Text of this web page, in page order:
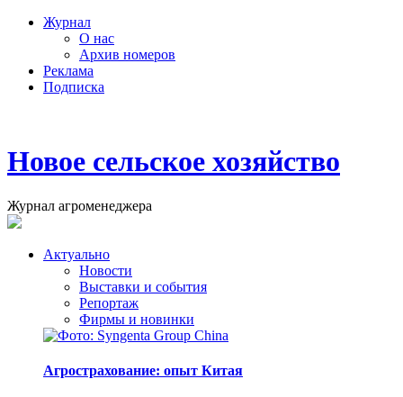
Журнал
О нас
Архив номеров
Реклама
Подписка
Новое сельское хозяйство
Журнал агроменеджера
Актуально
Новости
Выставки и события
Репортаж
Фирмы и новинки
Агрострахование: опыт Китая